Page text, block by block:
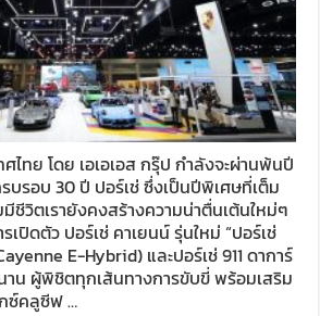
ศไทย โดย เอเอเอส กรุ๊ป กำลังจะผ่านพ้นปี
บรอบ 30 ปี ปอร์เช่ ซึ่งเป็นปีพิเศษที่เต็ม
ชีวิตเรายังคงสร้างความน่าตื่นเต้นใหม่ๆ
เปิดตัว ปอร์เช่ คาเยนน์ รุ่นใหม่ “ปอร์เช่
E-Hybrid) และปอร์เช่ 911 ดาการ์
าน ผู้พิชิตทุกเส้นทางการขับขี่ พร้อมเสริม
ซ์คลูซีฟ …